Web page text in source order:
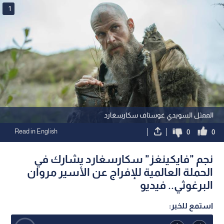
الممثل السويدي غوستاف سكارسغارد
1
0
0
Read in English
نجم "فايكينغز" سكارسغارد يشارك في
الحملة العالمية للإفراج عن الأسير مروان
البرغوثي.. فيديو
استمع للخبر: